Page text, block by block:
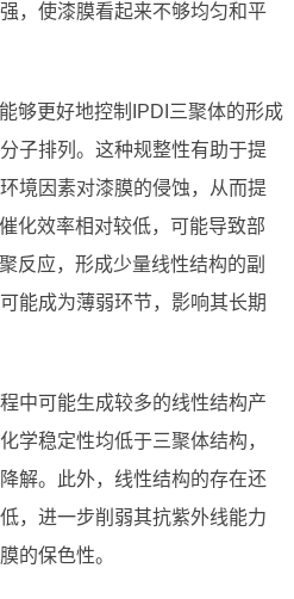
，使漆膜看起来不够均匀和平
够更好地控制IPDI三聚体的形成
子排列。这种规整性有助于提
境因素对漆膜的侵蚀，从而提
化效率相对较低，可能导致部
反应，形成少量线性结构的副
能成为薄弱环节，影响其长期
中可能生成较多的线性结构产
学稳定性均低于三聚体结构，
解。此外，线性结构的存在还
，进一步削弱其抗紫外线能力
的保色性。